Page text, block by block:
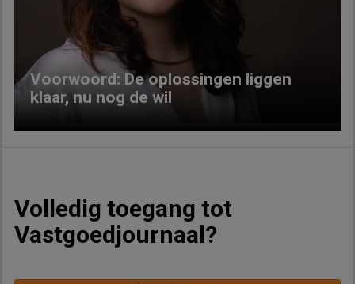
Voorwoord: De oplossingen liggen
klaar, nu nog de wil
Volledig toegang tot
Vastgoedjournaal?